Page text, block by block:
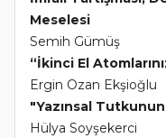
Meselesi
Semih Gümüş
“İkinci El
Ergin Ozan Ekşioğlu
"Yazınsal
Hülya Soyşekerci